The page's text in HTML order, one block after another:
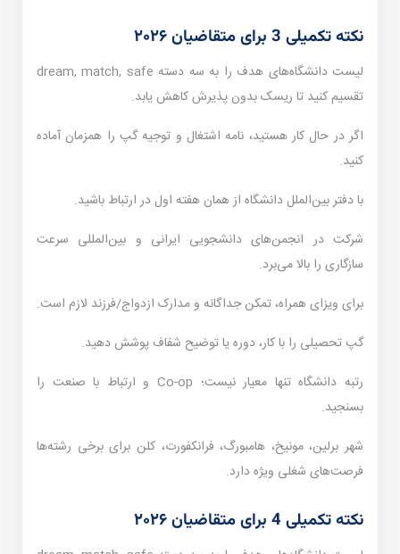
نکته تکمیلی 3 برای متقاضیان ۲۰۲۶
لیست دانشگاه‌های هدف را به سه دسته dream, match, safe
تقسیم کنید تا ریسک بدون پذیرش کاهش یابد.
اگر در حال کار هستید، نامه اشتغال و توجیه گپ را همزمان آماده
کنید.
با دفتر بین‌الملل دانشگاه از همان هفته اول در ارتباط باشید.
شرکت در انجمن‌های دانشجویی ایرانی و بین‌المللی سرعت
سازگاری را بالا می‌برد.
برای ویزای همراه، تمکن جداگانه و مدارک ازدواج/فرزند لازم است.
گپ تحصیلی را با کار، دوره یا توضیح شفاف پوشش دهید.
رتبه دانشگاه تنها معیار نیست؛ Co-op و ارتباط با صنعت را
بسنجید.
شهر برلین، مونیخ، هامبورگ، فرانکفورت، کلن برای برخی رشته‌ها
فرصت‌های شغلی ویژه دارد.
نکته تکمیلی 4 برای متقاضیان ۲۰۲۶